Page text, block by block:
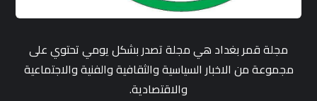
مجلة قمر بغداد هي مجلة تصدر بشكل يومي تحتوي على
مجموعة من الاخبار السياسية والثقافية والفنية والاجتماعية
والاقتصادية.